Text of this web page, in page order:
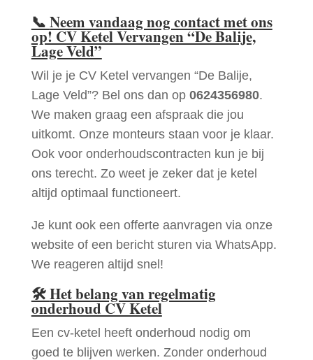
📞 Neem vandaag nog contact met ons
op! CV Ketel Vervangen “De Balije,
Lage Veld”
Wil je je CV Ketel vervangen “De Balije,
Lage Veld”? Bel ons dan op 0624356980.
We maken graag een afspraak die jou
uitkomt. Onze monteurs staan voor je klaar.
Ook voor onderhoudscontracten kun je bij
ons terecht. Zo weet je zeker dat je ketel
altijd optimaal functioneert.
Je kunt ook een offerte aanvragen via onze
website of een bericht sturen via WhatsApp.
We reageren altijd snel!
🛠Het belang van regelmatig
onderhoud CV Ketel
Een cv-ketel heeft onderhoud nodig om
goed te blijven werken. Zonder onderhoud